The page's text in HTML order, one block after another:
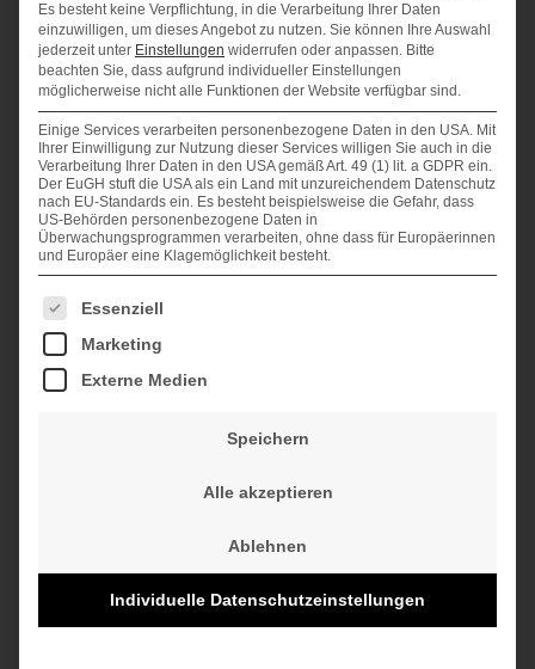
optimale Basis für die Zusammenarbeit.
Die Forschungsflughafen Braunschweig GmbH ist der operative Arm
des gemeinnützigen Forschungsflughafen Braunschweig e. V., der
Zu den Aufgaben gehören Standortmarketing, die Standortsicherung
und –entwicklung. Von den Partnern wurde die Forschungsflughafen
Braunschweig GmbH auch mit dem Flächenmanagement beauftragt,
damit eine langfristige Entwicklungsplanung sichergestellt ist.
Die Forschungsflughafen Braunschweig GmbH ist zentraler
Ansprechpartner (One Stop Agency) für Unternehmen, Investoren, den
öffentlichen Bereich, wie Kommunen, Land und Bund und trägt damit
zum Wachstum in der Region bei. Sie dient allen Partnern und
Netzwerken als zentrale Anlaufstelle und nimmt eine Lotsen-Funktion
für alle regionalen, nationalen und internationalen Anfragen zum
Im Rahmen des Regionalen
Entwicklung (EFRE) zur Stärkung der
regionalen Wirtschaftsstruktur für die Zeit vom 01.01.2010 bis
Es besteht keine Verpflichtung, in die Verarbeitung Ihrer Daten
einzuwilligen, um dieses Angebot zu nutzen. Sie können Ihre Auswahl
jederzeit unter Einstellungen widerrufen oder anpassen. Bitte
beachten Sie, dass aufgrund individueller Einstellungen
möglicherweise nicht alle Funktionen der Website verfügbar sind.
Einige Services verarbeiten personenbezogene Daten in den USA. Mit
Ihrer Einwilligung zur Nutzung dieser Services willigen Sie auch in die
Verarbeitung Ihrer Daten in den USA gemäß Art. 49 (1) lit. a GDPR ein.
Der EuGH stuft die USA als ein Land mit unzureichendem Datenschutz
nach EU-Standards ein. Es besteht beispielsweise die Gefahr, dass
US-Behörden personenbezogene Daten in
Überwachungsprogrammen verarbeiten, ohne dass für Europäerinnen
und Europäer eine Klagemöglichkeit besteht.
Es folgt eine Liste der Service-Gruppen, für die eine Einwilligung erteilt
Essenziell
Marketing
Externe Medien
Speichern
Alle akzeptieren
Ablehnen
Individuelle Datenschutzeinstellungen